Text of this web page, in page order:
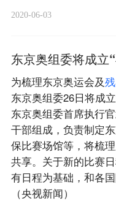
2020-06-03
东京奥组委将成立
为梳理东京奥运会及残
东京奥组委26日将成
东京奥组委首席执行
干部组成，负责制定
保比赛场馆等，将梳
共享。关于新的比赛
有日程为基础，和各
（央视新闻）